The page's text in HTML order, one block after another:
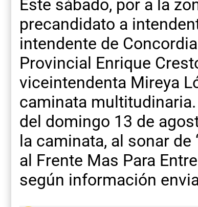
Este sábado, por a la
precandidato a
intendente de
Provincial Enrique
viceintendenta Mireya
caminata multitudinaria.
del domingo 13 de
la caminata, al sonar de
al Frente Mas Para
según información